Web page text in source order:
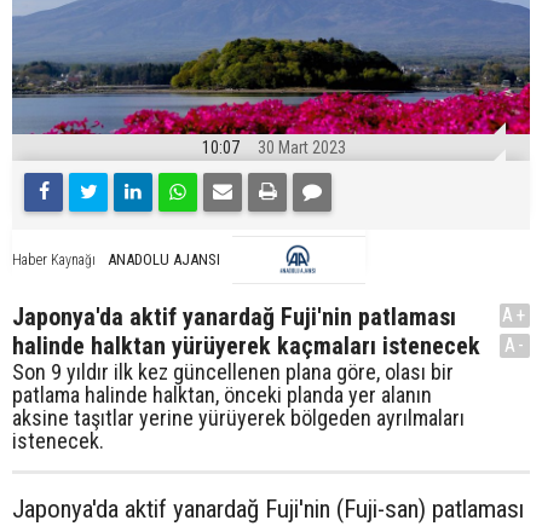
10:07 30 Mart 2023
Haber Kaynağı ANADOLU AJANSI
Japonya'da aktif yanardağ Fuji'nin patlaması
halinde halktan yürüyerek kaçmaları istenecek
Son 9 yıldır ilk kez güncellenen plana göre, olası bir
patlama halinde halktan, önceki planda yer alanın
aksine taşıtlar yerine yürüyerek bölgeden ayrılmaları
istenecek.
A+
A-
Japonya'da aktif yanardağ Fuji'nin (Fuji-san) patlaması